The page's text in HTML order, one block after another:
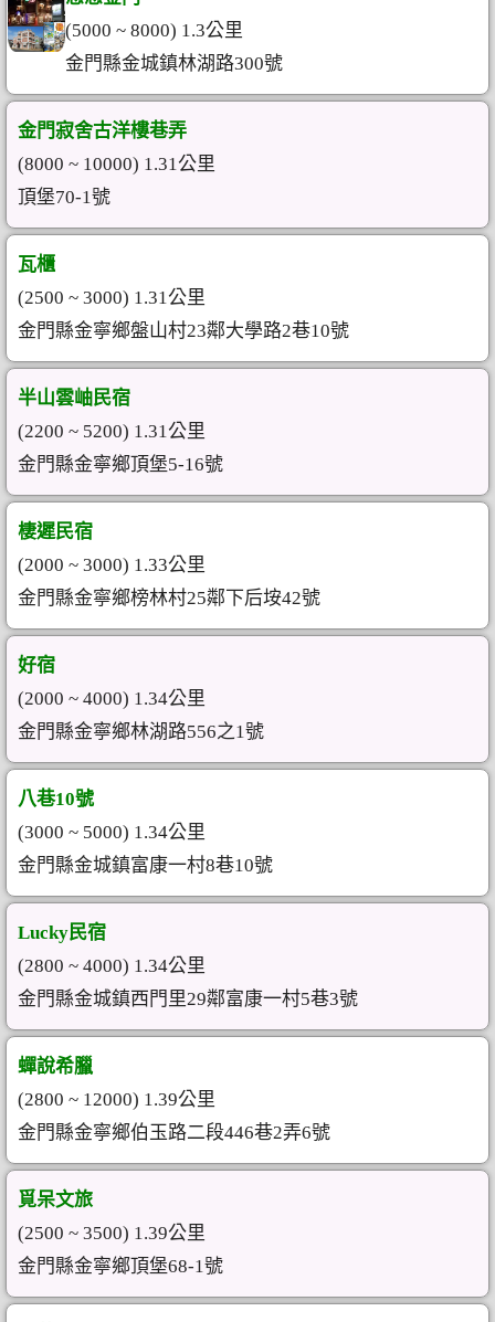
(5000 ~ 8000) 1.3公里
金門縣金城鎮林湖路300號
金門寂舍古洋樓巷弄
(8000 ~ 10000) 1.31公里
頂堡70-1號
瓦櫃
(2500 ~ 3000) 1.31公里
金門縣金寧鄉盤山村23鄰大學路2巷10號
半山雲岫民宿
(2200 ~ 5200) 1.31公里
金門縣金寧鄉頂堡5-16號
棲遲民宿
(2000 ~ 3000) 1.33公里
金門縣金寧鄉榜林村25鄰下后垵42號
好宿
(2000 ~ 4000) 1.34公里
金門縣金寧鄉林湖路556之1號
八巷10號
(3000 ~ 5000) 1.34公里
金門縣金城鎮富康一村8巷10號
Lucky民宿
(2800 ~ 4000) 1.34公里
金門縣金城鎮西門里29鄰富康一村5巷3號
蟬說希臘
(2800 ~ 12000) 1.39公里
金門縣金寧鄉伯玉路二段446巷2弄6號
覓呆文旅
(2500 ~ 3500) 1.39公里
金門縣金寧鄉頂堡68-1號